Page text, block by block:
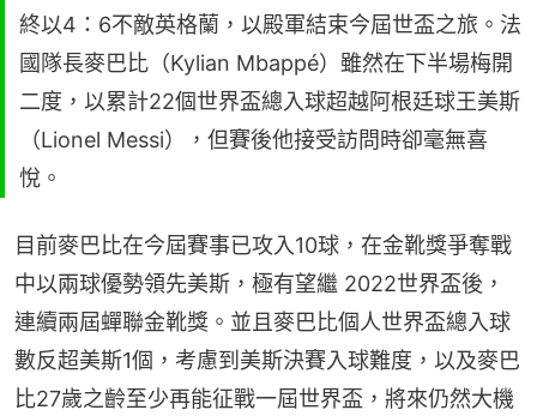
終以4：6不敵英格蘭，以殿軍結束今屆世盃之旅。法
國隊長麥巴比（Kylian Mbappé）雖然在下半場梅開
二度，以累計22個世界盃總入球超越阿根廷球王美斯
（Lionel Messi），但賽後他接受訪問時卻毫無喜
悅。
目前麥巴比在今屆賽事已攻入10球，在金靴獎爭奪戰
中以兩球優勢領先美斯，極有望繼 2022世界盃後，
連續兩屆蟬聯金靴獎。並且麥巴比個人世界盃總入球
數反超美斯1個，考慮到美斯決賽入球難度，以及麥巴
比27歲之齡至少再能征戰一屆世界盃，將來仍然大機